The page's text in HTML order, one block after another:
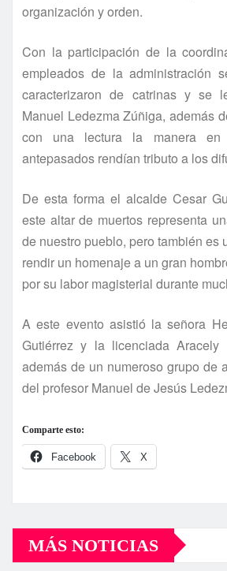
organización y orden.
Con la participación de la
empleados de la administración
caracterizaron de catrinas y se
Manuel Ledezma Zúñiga, además
con una lectura la manera
antepasados rendí­an tributo a los
De esta forma el alcalde Cesar
este altar de muertos representa
de nuestro pueblo, pero también es
rendir un homenaje a un gran
por su labor magisterial durante
A este evento asistió la señora
Gutiérrez y la licenciada Aracely
además de un numeroso grupo de
del profesor Manuel de Jesús
Comparte esto:
Facebook X
MÁS NOTICIAS